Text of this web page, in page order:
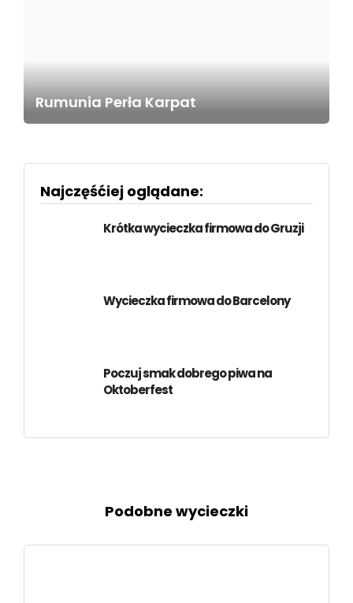
Rumunia Perła Karpat
Najczęśćiej oglądane:
Krótka wycieczka firmowa do Gruzji
Wycieczka firmowa do Barcelony
Poczuj smak dobrego piwa na
Oktoberfest
Podobne wycieczki